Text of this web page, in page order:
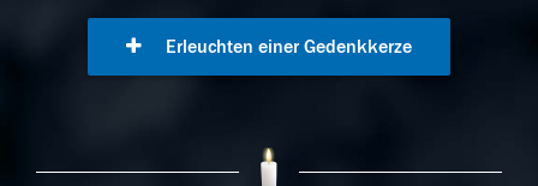
Erleuchten einer Gedenkkerze